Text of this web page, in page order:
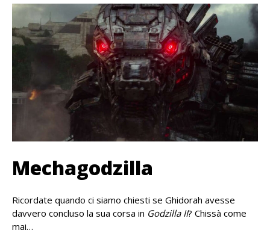
Mechagodzilla
Ricordate quando ci siamo chiesti se Ghidorah avesse
davvero concluso la sua corsa in Godzilla II? Chissà come
mai…